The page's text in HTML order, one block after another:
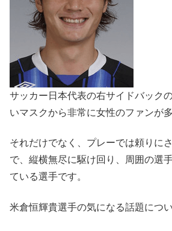
サッカー日本代表の右サイドバック
いマスクから非常に女性のファンが多
それだけでなく、プレーでは頼りに
で、縦横無尽に駆け回り、周囲の選
ている選手です。
米倉恒輝貴選手の気になる話題につ